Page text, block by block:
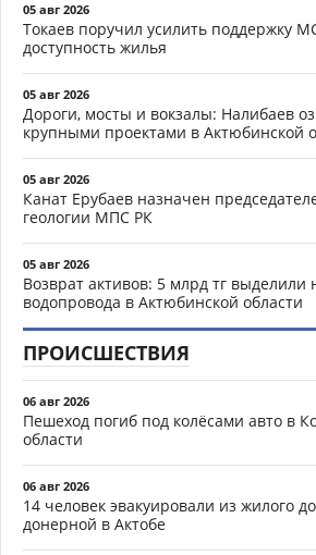
05 авг 2026
Токаев поручил усилить поддержку
доступность жилья
05 авг 2026
Дороги, мосты и вокзалы: Налибаев
крупными проектами в Актюбинской
05 авг 2026
Канат Ерубаев назначен
геологии МПС РК
05 авг 2026
Возврат активов: 5 млрд тг выделили
водопровода в Актюбинской области
ПРОИСШЕСТВИЯ
06 авг 2026
Пешеход погиб под колёсами авто в
области
06 авг 2026
14 человек эвакуировали из жилого
донерной в Актобе